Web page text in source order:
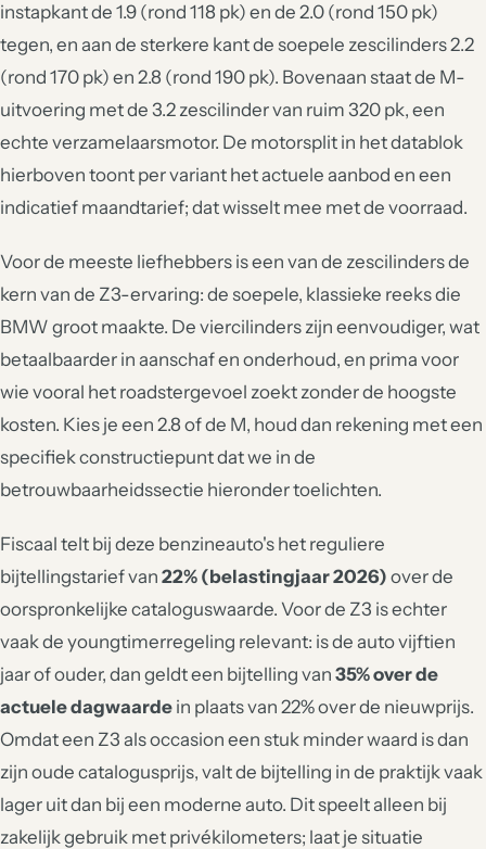
instapkant de 1.9 (rond 118 pk) en de 2.0 (rond 150 pk)
tegen, en aan de sterkere kant de soepele zescilinders 2.2
(rond 170 pk) en 2.8 (rond 190 pk). Bovenaan staat de M-
uitvoering met de 3.2 zescilinder van ruim 320 pk, een
echte verzamelaarsmotor. De motorsplit in het datablok
hierboven toont per variant het actuele aanbod en een
indicatief maandtarief; dat wisselt mee met de voorraad.
Voor de meeste liefhebbers is een van de zescilinders de
kern van de Z3-ervaring: de soepele, klassieke reeks die
BMW groot maakte. De viercilinders zijn eenvoudiger, wat
betaalbaarder in aanschaf en onderhoud, en prima voor
wie vooral het roadstergevoel zoekt zonder de hoogste
kosten. Kies je een 2.8 of de M, houd dan rekening met een
specifiek constructiepunt dat we in de
betrouwbaarheidssectie hieronder toelichten.
Fiscaal telt bij deze benzineauto's het reguliere
bijtellingstarief van 22% (belastingjaar 2026) over de
oorspronkelijke cataloguswaarde. Voor de Z3 is echter
vaak de youngtimerregeling relevant: is de auto vijftien
jaar of ouder, dan geldt een bijtelling van 35% over de
actuele dagwaarde in plaats van 22% over de nieuwprijs.
Omdat een Z3 als occasion een stuk minder waard is dan
zijn oude catalogusprijs, valt de bijtelling in de praktijk vaak
lager uit dan bij een moderne auto. Dit speelt alleen bij
zakelijk gebruik met privékilometers; laat je situatie